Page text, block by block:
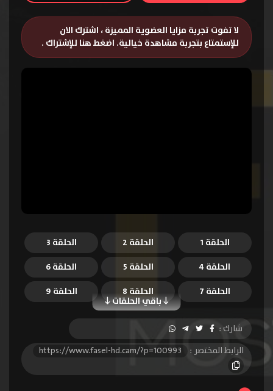
لا تفوت تجربة مزايا العضوية المميزة ، اشترك الان
للإستمتاع بتجربة مشاهدة خيالية. اضغط هنا للإشتراك .
الحلقة 1 الحلقة 2
الحلقة 3
الحلقة 4
الحلقة 5 الحلقة 6
باقي الحلقات
الحلقة 7 الحلقة 8
الحلقة 9
الحلقة 10
الحلقة 11
الحلقة 13
الحلقة 14
شارك :
الرابط المختصر :
https://www.fasel-hd.cam/?p=100993